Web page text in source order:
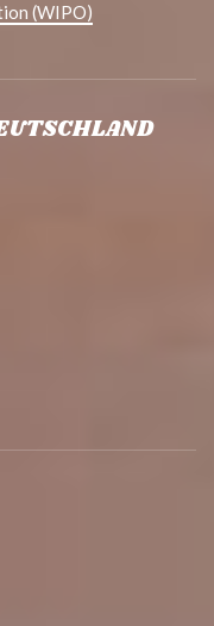
(WIPO)